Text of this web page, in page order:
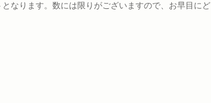
なります。数には限りがございますので、お早目にど